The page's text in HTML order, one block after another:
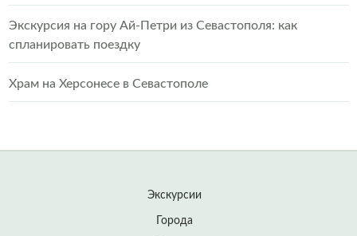
Экскурсия на гору Ай-Петри из Севастополя: как
спланировать поездку
Храм на Херсонесе в Севастополе
Экскурсии
Города